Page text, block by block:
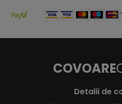
COVOARE
Detalii de